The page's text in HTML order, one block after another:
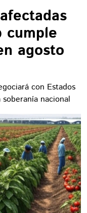
cumple
agosto
con Estados
nacional